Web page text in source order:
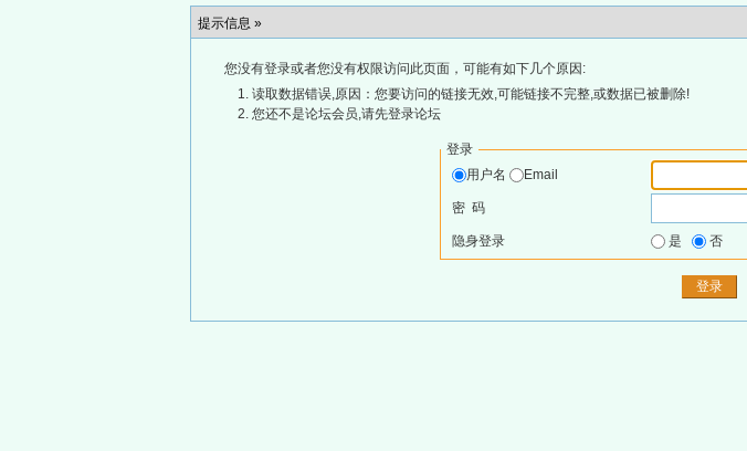
提示信息 »
您没有登录或者您没有权限访问此页面，可能有如下几个原因:
读取数据错误,原因：您要访问的链接无效,可能链接不完整,或数据已被删除!
您还不是论坛会员,请先登录论坛
登录
用户名
Email
密 码
隐身登录 是 否